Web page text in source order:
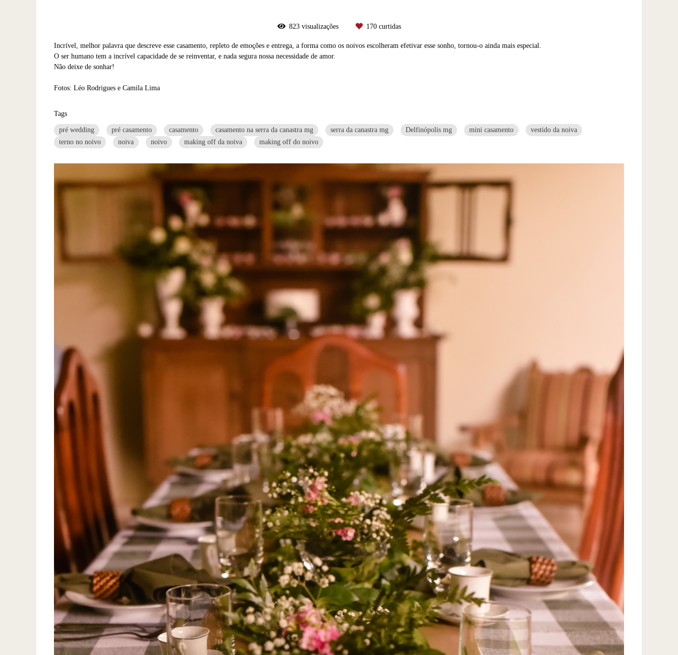
823visualizações 170curtidas
Incrível, melhor palavra que descreve esse casamento, repleto de emoções e entrega, a forma como os noivos escolheram efetivar esse sonho, tornou-o ainda mais especial.
O ser humano tem a incrível capacidade de se reinventar, e nada segura nossa necessidade de amor.
Não deixe de sonhar!
Fotos: Léo Rodrigues e Camila Lima
Tags
pré wedding pré casamento casamento casamento na serra da canastra mg serra da canastra mg Delfinópolis mg mini casamento
vestido da noiva
terno no noivo
noiva noivo making off da noiva making off do noivo